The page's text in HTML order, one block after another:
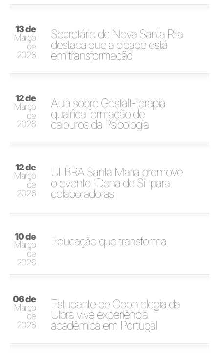
13 de
Março
de
2026
Secretário de Nova Santa Rita
destaca que a cidade está
em transformação
12 de
Março
de
2026
Aula sobre Gestalt-terapia
qualifica formação de
calouros da Psicologia
12 de
Março
de
2026
ULBRA Santa Maria promove
o evento "Dona de Si" para
colaboradoras
10 de
Março
de
2026
Educação que transforma
06 de
Março
de
2026
Estudante de Odontologia da
Ulbra vive experiência
acadêmica em Portugal